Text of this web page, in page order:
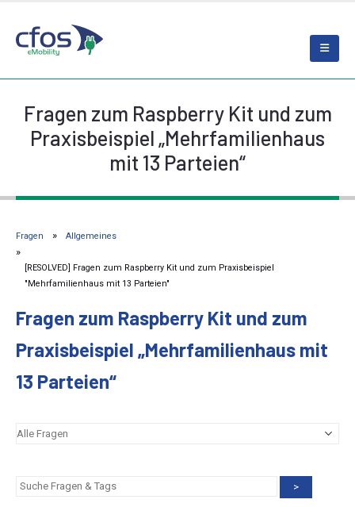
Fragen zum Raspberry Kit und zum
Praxisbeispiel „Mehrfamilienhaus
mit 13 Parteien“
Fragen Allgemeines
[RESOLVED] Fragen zum Raspberry Kit und zum Praxisbeispiel
"Mehrfamilienhaus mit 13 Parteien"
Fragen zum Raspberry Kit und zum
Praxisbeispiel „Mehrfamilienhaus mit
13 Parteien“
>